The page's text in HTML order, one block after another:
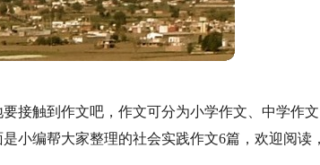
接触到作文吧，作文可分为小学作文、中学作文
小编帮大家整理的社会实践作文6篇，欢迎阅读，